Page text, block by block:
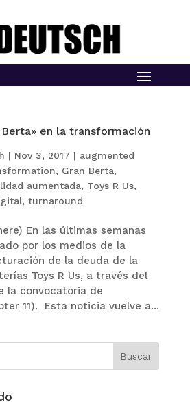
en la transformación
| Nov 3, 2017 | augmented
, Gran Berta,
aumentada, Toys R Us,
, turnaround
En las últimas semanas
por los medios de la
de la deuda de la
Toys R Us, a través del
la convocatoria de
11). Esta noticia vuelve a...